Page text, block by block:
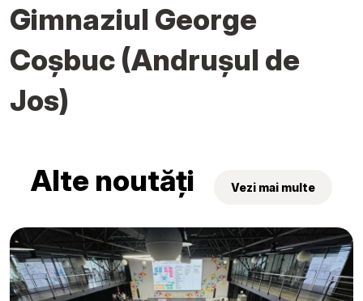
Gimnaziul George
Coșbuc (Andrușul de
Jos)
Alte noutăți Vezi mai multe